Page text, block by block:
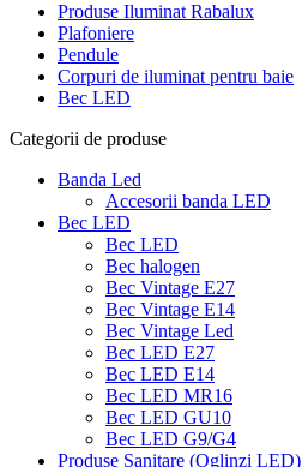
Produse Iluminat Rabalux
Plafoniere
Pendule
Corpuri de iluminat pentru baie
Bec LED
Categorii de produse
Banda Led
Accesorii banda LED
Bec LED
Bec LED
Bec halogen
Bec Vintage E27
Bec Vintage E14
Bec Vintage Led
Bec LED E27
Bec LED E14
Bec LED MR16
Bec LED GU10
Bec LED G9/G4
Produse Sanitare (Oglinzi LED)